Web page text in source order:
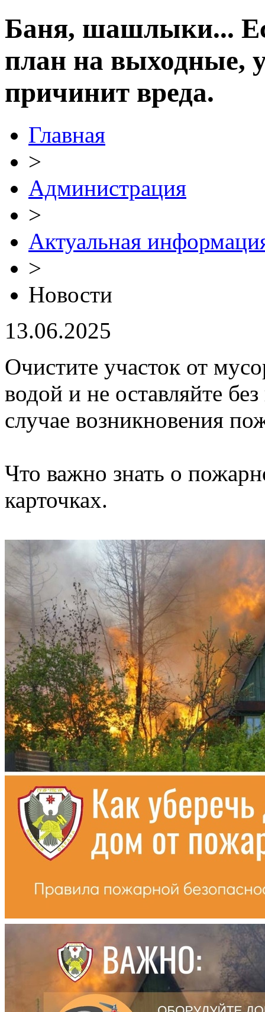
Баня, шашлыки...
план на выходные,
причинит вреда.
Главная
>
Администрация
>
Актуальная
>
Новости
13.06.2025
Очистите участок от
водой и не оставляйте
случае возникновения
Что важно знать о
карточках.